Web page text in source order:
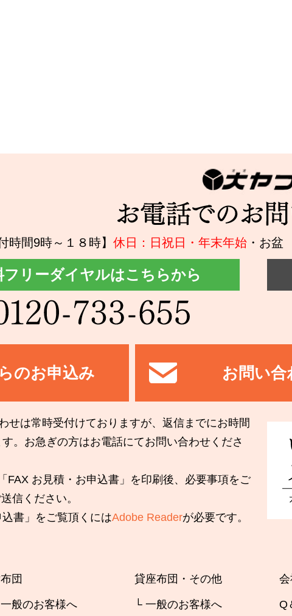
時間9時～１８時】 休日：日祝日・年末年始 ・お盆
フリーダイヤルはこちらから
のお申込み お問い合
せは常時受付けておりますが、返信までにお時間
。お急ぎの方はお電話にてお問い合わせくださ
FAX お見積・お申込書」を印刷後、必要事項をご
信ください。
書」をご覧頂くにはAdobe Readerが必要です。
団
般のお客様へ
貸座布団・その他
└ 一般のお客様へ Q